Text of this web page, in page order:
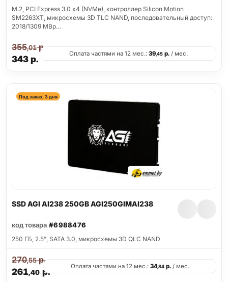
M.2, PCI Express 3.0 x4 (NVMe), контроллер Silicon Motion
SM2263XT, микросхемы 3D TLC NAND, последовательный доступ:
2018/1309 MBp…
343р.
355,01р.
Оплата частями на 12 мес.: 39,45р./ мес.
Под заказ, 3 дня
SSD AGI AI238 250GB AGI250GIMAI238
код товара #6988476
250 ГБ, 2.5", SATA 3.0, микросхемы 3D QLC NAND
261,40р.
270,55р.
Оплата частями на 12 мес.: 34,84 р. / мес.